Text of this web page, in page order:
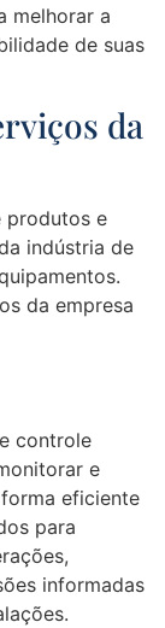
melhorar a
de suas
da
produtos e
indústria de
da empresa
controle
e
eficiente
para
informadas